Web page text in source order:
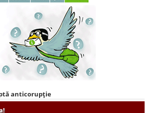
anticorupție